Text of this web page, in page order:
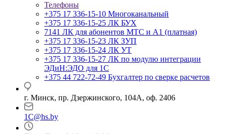
Телефоны
+375 17 336-15-10 Многоканальный
+375 17 336-15-25 ЛК БУХ
7141 ЛК для абонентов МТС и А1 (платная)
+375 17 336-15-23 ЛК ЗУП
+375 17 336-15-24 ЛК УТ
+375 17 336-15-27 ЛК по модулю интеграции
ЭДиН:ЭДО для 1С
+375 44 722-72-49 Бухгалтер по сверке расчетов
г. Минск, пр. Дзержинского, 104А, оф. 2406
1C@hs.by